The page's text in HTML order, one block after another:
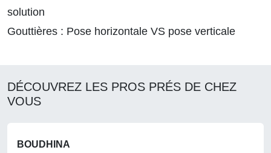
solution
Gouttières : Pose horizontale VS pose verticale
DÉCOUVREZ LES PROS PRÉS DE CHEZ
VOUS
BOUDHINA